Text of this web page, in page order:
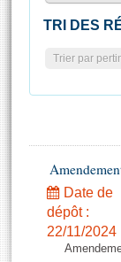
Pétitions
Projets de loi
Propositions
Amendements
Textes adoptés
(
Histoire
Juniors
La
Contacts et
Photos
TRI DES
Trier par
Date de
dépôt :
22/11/2024